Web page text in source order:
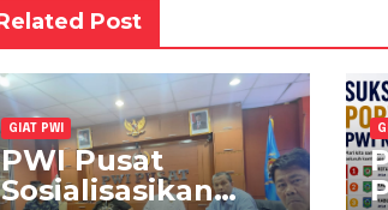
Post
GIAT PWI
PWI Pusat
Sosialisasikan